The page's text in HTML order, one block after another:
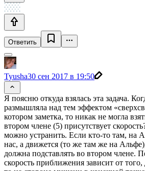
Ответить
Tyusha30 сен 2017 в 19:50
Я поясню откуда взялась эта задача.
размышляла над тем эффектом
котором заметка, то никак не могла
втором члене (5) присутствует
можно устранить. Если кто-то там, на
нас, а движется (то же там же на
должна подставлять во втором члене.
скорость приближения зависит от того,